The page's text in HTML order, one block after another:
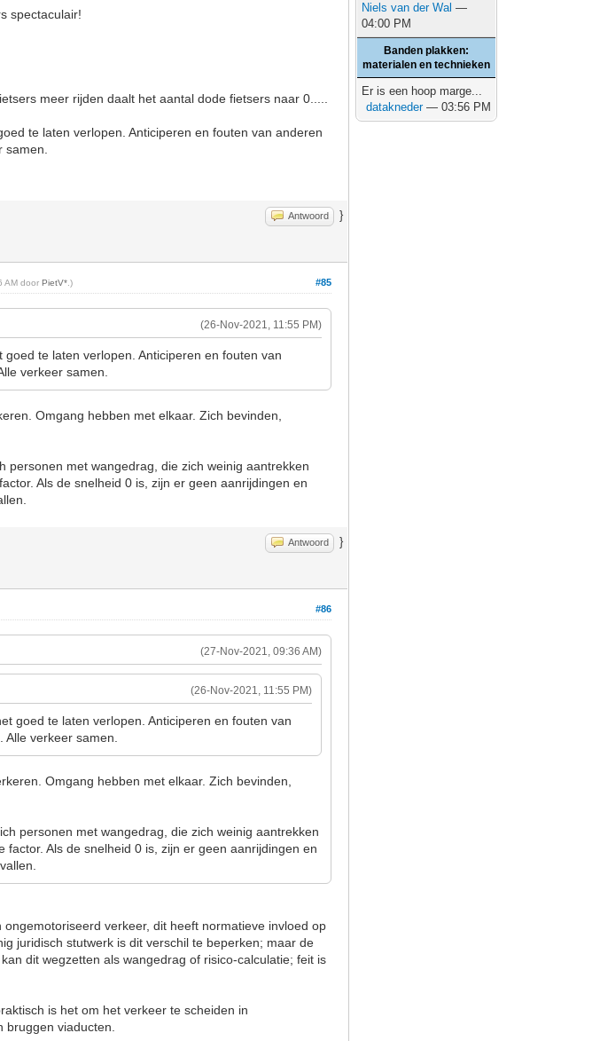
spectaculair!
meer rijden daalt het aantal dode fietsers naar 0.....
te laten verlopen. Anticiperen en fouten van anderen
Antwoord }
#85
AM doorPietV* .)
(26-Nov-2021, 11:55 PM)
te laten verlopen. Anticiperen en fouten van
verkeer samen.
Omgang hebben met elkaar. Zich bevinden,
met wangedrag, die zich weinig aantrekken
Als de snelheid 0 is, zijn er geen aanrijdingen en
Antwoord }
#86
(27-Nov-2021, 09:36 AM)
(26-Nov-2021, 11:55 PM)
goed te laten verlopen. Anticiperen en fouten van
verkeer samen.
Omgang hebben met elkaar. Zich bevinden,
personen met wangedrag, die zich weinig aantrekken
Als de snelheid 0 is, zijn er geen aanrijdingen en
verkeer, dit heeft normatieve invloed op
juridisch stutwerk is dit verschil te beperken; maar de
dit wegzetten als wangedrag of risico-calculatie; feit is
is het om het verkeer te scheiden in
viaducten.
Niels van der Wal —
04:00 PM
Banden plakken:
materialen en technieken
Er is een hoop marge...
datakneder— 03:56 PM